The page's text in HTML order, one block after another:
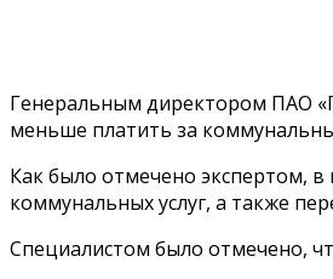
Генеральным директором ПАО
меньше платить за
Как было отмечено экспертом,
коммунальных услуг, а также
Специалистом было отмечено,